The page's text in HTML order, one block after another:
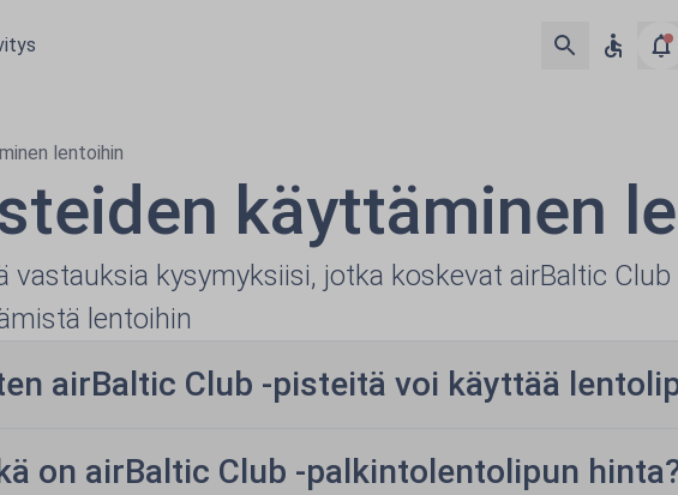
lentoihin
käyttäminen
vastauksia kysymyksiisi, jotka koskevat airBaltic
lentoihin
airBaltic Club -pisteitä voi käyttää
on airBaltic Club -palkintolentolipun